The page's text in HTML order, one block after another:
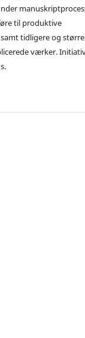
til produktive
tidligere og større
værker.